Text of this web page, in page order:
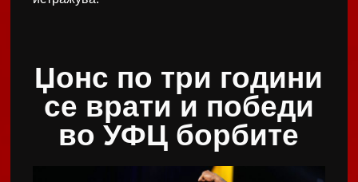
Џонс по три години
се врати и победи
во УФЦ борбите